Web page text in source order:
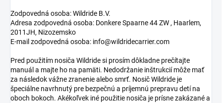
Zodpovedná osoba: Wildride B.V.
Adresa zodpovedná osoba: Donkere Spaarne 44 ZW , Haarlem,
2011JH, Nizozemsko
E-mail zodpovedná osoba: info@wildridecarrier.com
Pred použitím nosiča Wildride si prosím dôkladne prečítajte
manuál a majte ho na pamäti. Nedodržanie inštrukcií môže mať
za následok vážne zranenie alebo smrť. Nosič Wildride je
špeciálne navrhnutý pre bezpečnú a príjemnú prepravu detí na
oboch bokoch. Akékoľvek iné použitie nosiča je prísne zakázané a